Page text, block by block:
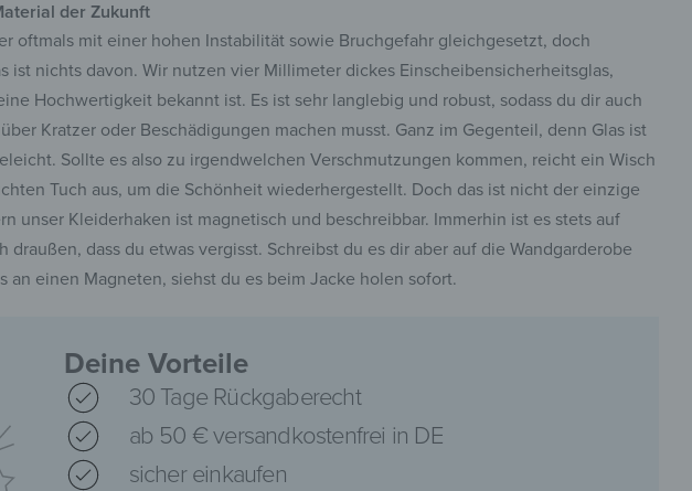
der Zukunft
oftmals mit einer hohen Instabilität sowie Bruchgefahr gleichgesetzt, doch
ist nichts davon. Wir nutzen vier Millimeter dickes Einscheibensicherheitsglas,
Hochwertigkeit bekannt ist. Es ist sehr langlebig und robust, sodass du dir auch
Kratzer oder Beschädigungen machen musst. Ganz im Gegenteil, denn Glas ist
Sollte es also zu irgendwelchen Verschmutzungen kommen, reicht ein Wisch
Tuch aus, um die Schönheit wiederhergestellt. Doch das ist nicht der einzige
unser Kleiderhaken ist magnetisch und beschreibbar. Immerhin ist es stets auf
draußen, dass du etwas vergisst. Schreibst du es dir aber auf die Wandgarderobe
an einen Magneten, siehst du es beim Jacke holen sofort.
Deine Vorteile
30 Tage Rückgaberecht
ab 50 € versandkostenfrei in DE
sicher einkaufen
pinterest